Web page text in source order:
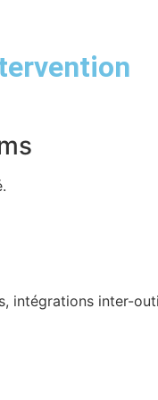
intégrations inter-